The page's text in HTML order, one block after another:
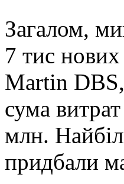
Загалом,
7 тис
Martin
сума
млн.
придбали